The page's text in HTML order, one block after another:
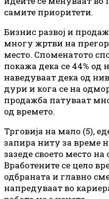
самите приоритети.
Бизнис развој и
многу жртви на
место. Споменатото
покажа дека се 44% од
наведуваат дека од
дури и кога се на
продажба патуваат
од времето.
Трговија на мало (5),
запира ниту за време
зазеде своето место
Вработените се цело
одбраната и главно
напредуваат во